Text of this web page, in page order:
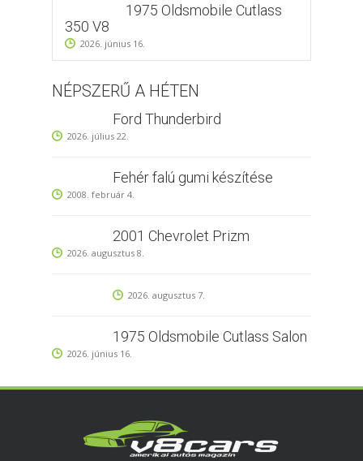
1975 Oldsmobile Cutlass
350 V8
2026. június 16.
NÉPSZERŰ A HÉTEN
Ford Thunderbird
2026. július 22.
Fehér falú gumi készítése
2008. február 4.
2001 Chevrolet Prizm
2026. augusztus 8.
2026. augusztus 7.
1975 Oldsmobile Cutlass Salon
2026. június 16.